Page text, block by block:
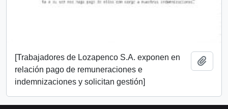
[Trabajadores de Lozapenco S.A. exponen en
relación pago de remuneraciones e
indemnizaciones y solicitan gestión]